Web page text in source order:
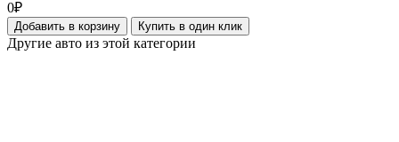
0₽
Добавить в корзину Купить в один клик
Другие авто из этой категории